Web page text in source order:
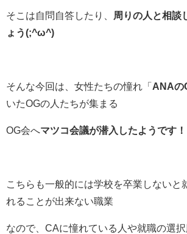
そこは自問自答したり、
周りの人と相談
ょう(;^ω^)
そんな今回は、女性たちの憧れ「 ANAの
いたOGの人たちが集まる
OG会へマツコ会議が潜入したようです！
こちらも一般的には学校を卒業しないと
れることが出来ない職業
なので、CAに憧れている人や就職の選